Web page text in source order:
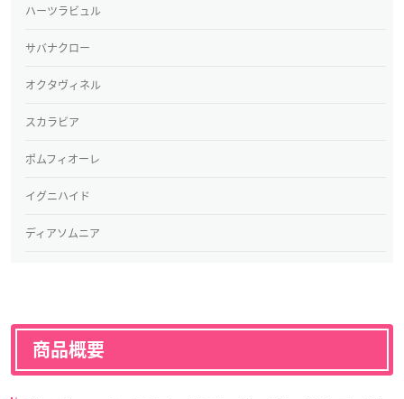
ハーツラビュル
サバナクロー
オクタヴィネル
スカラビア
ポムフィオーレ
イグニハイド
ディアソムニア
商品概要